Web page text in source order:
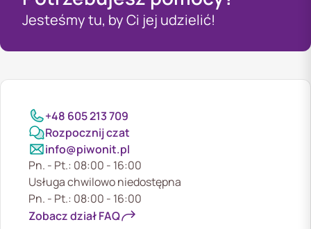
Jesteśmy tu, by Ci jej udzielić!
+48 605 213 709
Rozpocznij czat
info@piwonit.pl
Pn. - Pt.: 08:00 - 16:00
Usługa chwilowo niedostępna
Pn. - Pt.: 08:00 - 16:00
Zobacz dział FAQ